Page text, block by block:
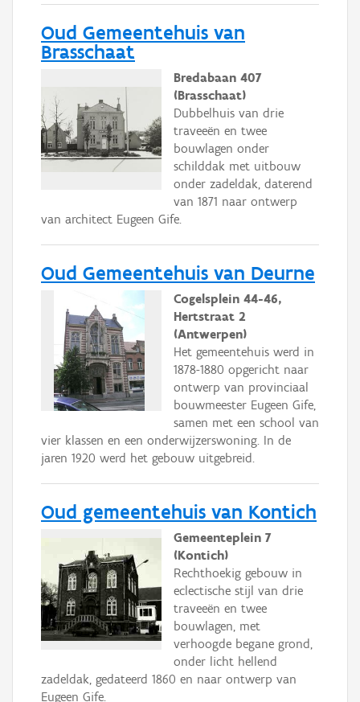
Oud Gemeentehuis van
Brasschaat
Bredabaan 407
(Brasschaat)
Dubbelhuis van drie
traveeën en twee
bouwlagen onder
schilddak met uitbouw
onder zadeldak, daterend
van 1871 naar ontwerp
van architect Eugeen Gife.
Oud Gemeentehuis van Deurne
Cogelsplein 44-46,
Hertstraat 2
(Antwerpen)
Het gemeentehuis werd in
1878-1880 opgericht naar
ontwerp van provinciaal
bouwmeester Eugeen Gife,
samen met een school van
vier klassen en een onderwijzerswoning. In de
jaren 1920 werd het gebouw uitgebreid.
Oud gemeentehuis van Kontich
Gemeenteplein 7
(Kontich)
Rechthoekig gebouw in
eclectische stijl van drie
traveeën en twee
bouwlagen, met
verhoogde begane grond,
onder licht hellend
zadeldak, gedateerd 1860 en naar ontwerp van
Eugeen Gife.